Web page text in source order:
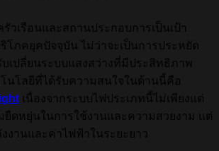
วเรือนและสถานประกอบการเป็นเป้า
ภคยุคปัจจุบัน ไม่ว่าจะเป็นการประหยัด
เปลี่ยนระบบแสงสว่างที่มีประสิทธิภาพ
นโลยีที่ได้รับความสนใจในด้านนี้คือ
เนื่องจากระบบไฟประเภทนี้ไม่เพียงแต่
ดหยุ่นในการใช้งานและความสวยงาม แต่
งานและค่าไฟฟ้าในระยะยาว